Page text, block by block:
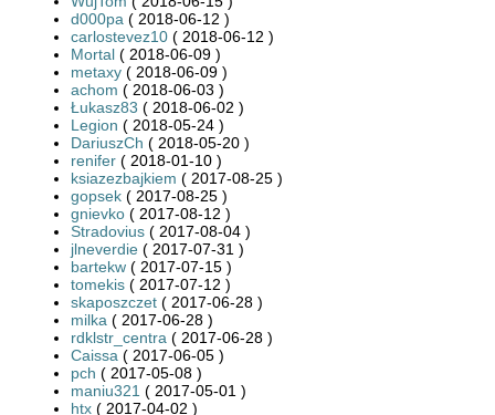
d000pa ( 2018-06-12 )
carlostevez10 ( 2018-06-12 )
Mortal ( 2018-06-09 )
metaxy ( 2018-06-09 )
achom ( 2018-06-03 )
Łukasz83 ( 2018-06-02 )
Legion ( 2018-05-24 )
DariuszCh ( 2018-05-20 )
renifer ( 2018-01-10 )
ksiazezbajkiem ( 2017-08-25 )
gopsek ( 2017-08-25 )
gnievko ( 2017-08-12 )
Stradovius ( 2017-08-04 )
jlneverdie ( 2017-07-31 )
bartekw ( 2017-07-15 )
tomekis ( 2017-07-12 )
skaposzczet ( 2017-06-28 )
milka ( 2017-06-28 )
rdklstr_centra ( 2017-06-28 )
Caissa ( 2017-06-05 )
pch ( 2017-05-08 )
maniu321 ( 2017-05-01 )
htx ( 2017-04-02 )